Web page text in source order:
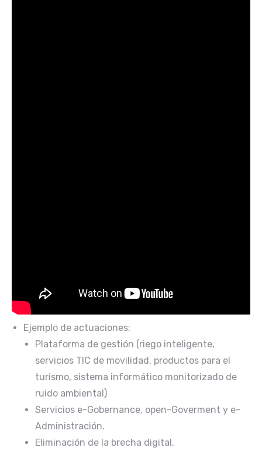
Ejemplo de actuaciones:
Plataforma de gestión (riego inteligente,
servicios TIC de movilidad, productos para el
turismo, sistema informático monitorizado de
ruido ambiental)
Servicios e-Gobernance, open-Goverment y e-
Administración.
Eliminación de la brecha digital.